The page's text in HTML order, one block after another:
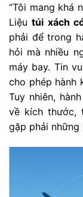
“Tôi mang khá
Liệutúi xách
phải để trong
hỏi mà nhiều
máy bay. Tin
cho phép hành
Tuy nhiên,
về kích thước,
gặp phải